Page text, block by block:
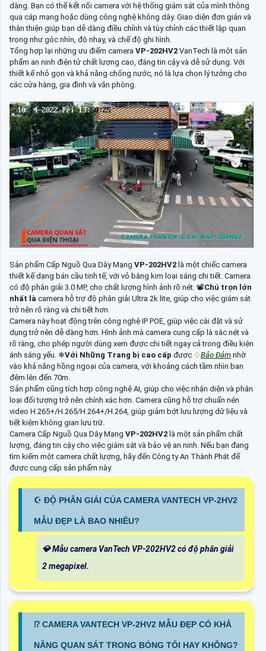
dàng. Bạn có thể kết nối camera với hệ thống giám sát của mình thông
qua cáp mạng hoặc dùng công nghệ không dây. Giao diện đơn giản và
thân thiện giúp bạn dễ dàng điều chỉnh và tùy chỉnh các thiết lập quan
trọng như góc nhìn, độ nhạy, và chế độ ghi hình.
Tổng hợp lại những ưu điểm camera VP-202HV2 VanTech là một sản
phẩm an ninh điện tử chất lượng cao, đáng tin cậy và dễ sử dụng. Với
thiết kế nhỏ gọn và khả năng chống nước, nó là lựa chọn lý tưởng cho
các cửa hàng, gia đình và văn phòng.
Sản phẩm Cấp Nguồ Qua Dây Mạng VP-202HV2 là một chiếc camera
thiết kế dạng bán cầu tinh tế, với vỏ bằng kim loại sáng chi tiết. Camera
có độ phân giải 3.0 MP, cho chất lượng hình ảnh rõ nét. 📽Chú trọn lớn
nhất là camera hỗ trợ độ phân giải Ultra 2k lite, giúp cho việc giám sát
trở nên rõ ràng và chi tiết hơn.
Camera này hoạt động trên công nghệ IP POE, giúp việc cài đặt và sử
dụng trở nên dễ dàng hơn. Hình ảnh mà camera cung cấp là sắc nét và
rõ ràng, cho phép người dùng xem được chi tiết ngay cả trong điều kiện
ánh sáng yếu. ❄Với Những Trang bị cao cấp được ♢Bảo Đảm nhờ
vào khả năng hồng ngoại của camera, với khoảng cách tầm nhìn ban
đêm lên đến 70m.
Sản phẩm cũng tích hợp công nghệ AI, giúp cho việc nhận diện và phân
loại đối tượng trở nên chính xác hơn. Camera cũng hỗ trợ chuẩn nén
video H.265+/H.265/H.264+/H.264, giúp giảm bớt lưu lượng dữ liệu và
tiết kiệm không gian lưu trữ.
Camera Cấp Nguồ Qua Dây Mạng VP-202HV2 là một sản phẩm chất
lượng, đáng tin cậy cho việc giám sát và bảo vệ an ninh. Nếu bạn đang
tìm kiếm một camera chất lượng, hãy đến Công ty An Thành Phát để
được cung cấp sản phẩm này.
☪ ĐỘ PHÂN GIẢI CỦA CAMERA VANTECH VP-2HV2
MẪU ĐẸP LÀ BAO NHIÊU?
💎 Mẫu camera VanTech VP-202HV2 có độ phân giải
2 megapixel.
⁉️ CAMERA VANTECH VP-2HV2 MẪU ĐẸP CÓ KHẢ
NĂNG QUAN SÁT TRONG BÓNG TỐI HAY KHÔNG?